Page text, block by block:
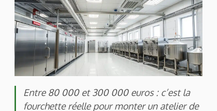
Entre 80 000 et 300 000 euros : c’est la
fourchette réelle pour monter un atelier de